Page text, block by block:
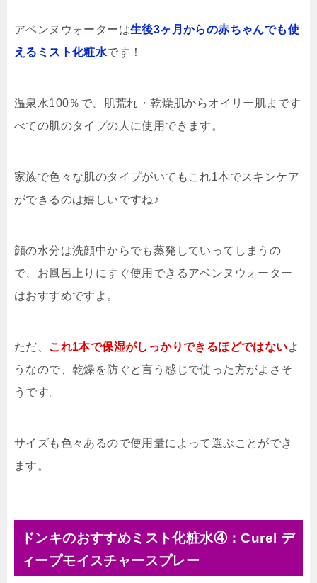
アベンヌウォーターは生後3ヶ月からの赤ちゃんでも使
えるミスト化粧水です！
温泉水100％で、肌荒れ・乾燥肌からオイリー肌まです
べての肌のタイプの人に使用できます。
家族で色々な肌のタイプがいてもこれ1本でスキンケア
ができるのは嬉しいですね♪
顔の水分は洗顔中からでも蒸発していってしまうの
で、お風呂上りにすぐ使用できるアベンヌウォーター
はおすすめですよ。
ただ、 これ1本で保湿がしっかりできるほどではないよ
うなので、乾燥を防ぐと言う感じで使った方がよさそ
うです。
サイズも色々あるので使用量によって選ぶことができ
ます。
ドンキのおすすめミスト化粧水④：Curel デ
ィープモイスチャースプレー